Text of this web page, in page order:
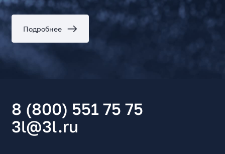
Подробнее
8 (800) 551 75 75
3l@3l.ru